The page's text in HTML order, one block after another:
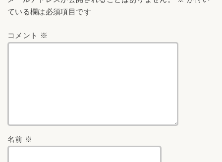
ている欄は必須項目です
コメント ※
名前 ※